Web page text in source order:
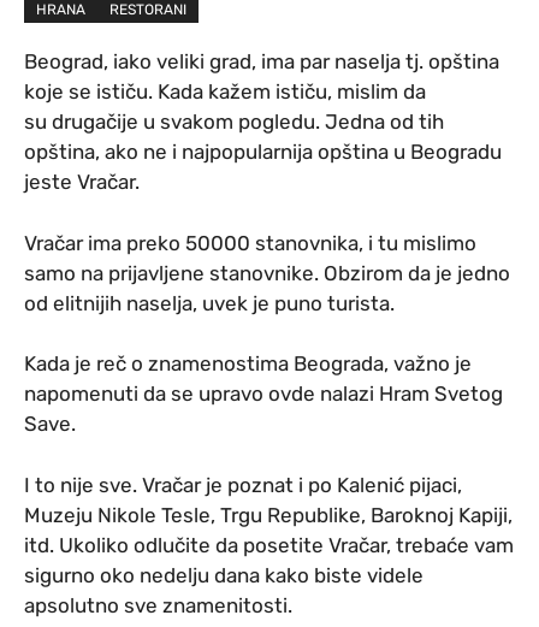
HRANA RESTORANI
Beograd, iako veliki grad, ima par naselja tj. opština
koje se ističu. Kada kažem ističu, mislim da
su drugačije u svakom pogledu. Jedna od tih
opština, ako ne i najpopularnija opština u Beogradu
jeste Vračar.
Vračar ima preko 50000 stanovnika, i tu mislimo
samo na prijavljene stanovnike. Obzirom da je jedno
od elitnijih naselja, uvek je puno turista.
Kada je reč o znamenostima Beograda, važno je
napomenuti da se upravo ovde nalazi Hram Svetog
Save.
I to nije sve. Vračar je poznat i po Kalenić pijaci,
Muzeju Nikole Tesle, Trgu Republike, Baroknoj Kapiji,
itd. Ukoliko odlučite da posetite Vračar, trebaće vam
sigurno oko nedelju dana kako biste videle
apsolutno sve znamenitosti.